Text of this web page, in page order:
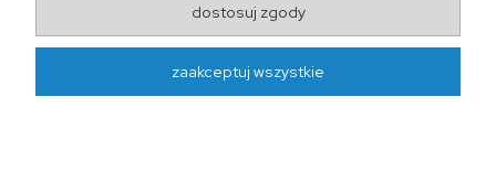
Wojewódzki Inspektorat
ul. Droga Męczenników Majdanka 50, 20-325 Lublin
http://www.wiw.lublin.pl/
dostosuj zgody
zaakceptuj wszystkie